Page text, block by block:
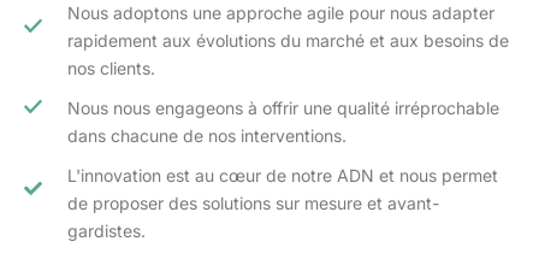
Nous adoptons une approche agile pour nous adapter
rapidement aux évolutions du marché et aux besoins de
nos clients.​
Nous nous engageons à offrir une qualité irréprochable
dans chacune de nos interventions.
L'innovation est au cœur de notre ADN et nous permet
de proposer des solutions sur mesure et avant-
gardistes.